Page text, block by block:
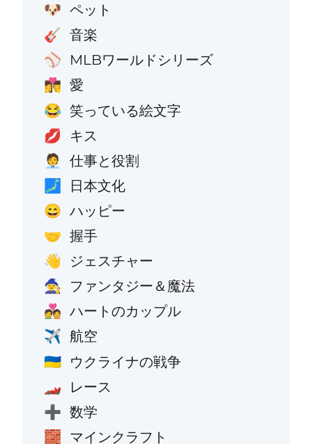
🐶 ペット
🎸 音楽
⚾ MLBワールドシリーズ
👩‍❤️‍💋‍👨 愛
😂 笑っている絵文字
💋 キス
🧑‍💼 仕事と役割
🗾 日本文化
😄 ハッピー
🤝 握手
👋 ジェスチャー
🧙 ファンタジー＆魔法
💑 ハートのカップル
✈️ 航空
🇺🇦 ウクライナの戦争
🏎️ レース
➕ 数学
🧱 マインクラフト